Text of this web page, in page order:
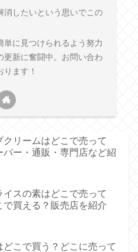
消したいという思いでこの
単に見つけられるよう努力
更新に奮闘中。お問い合わ
ます！
クリームはどこで売って
パー・通販・専門店など紹
イスの素はどこで売って
で買える？販売店を紹介
どこで買う？どこに売って